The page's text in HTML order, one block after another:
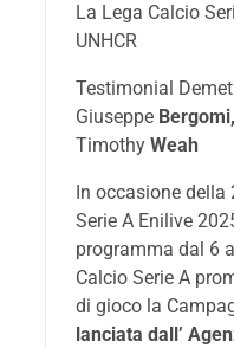
La Lega Calcio
UNHCR
Testimonial
Giuseppe Bergomi,
Timothy Weah
In occasione della
Serie A Enilive
programma dal 6
Calcio Serie A
di gioco la
lanciata dall’